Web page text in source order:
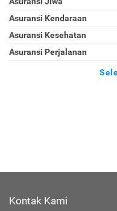
Asuransi Kendaraan
Asuransi Kesehatan
Asuransi Perjalanan
Kontak Kami